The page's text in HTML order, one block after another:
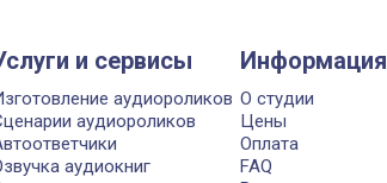
и сервисы
аудиороликов
аудиороликов
аудиокниг
Информация
О студии
Цены
Оплата
FAQ